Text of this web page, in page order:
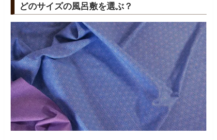
どのサイズの風呂敷を選ぶ？